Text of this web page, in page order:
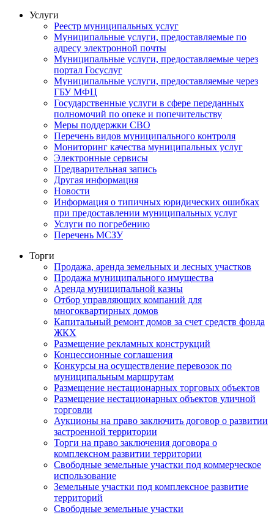
Услуги
Реестр муниципальных услуг
Муниципальные услуги, предоставляемые по
адресу электронной почты
Муниципальные услуги, предоставляемые через
портал Госуслуг
Муниципальные услуги, предоставляемые через
ГБУ МФЦ
Государственные услуги в сфере переданных
полномочий по опеке и попечительству
Меры поддержки СВО
Перечень видов муниципального контроля
Мониторинг качества муниципальных услуг
Электронные сервисы
Предварительная запись
Другая информация
Новости
Информация о типичных юридических ошибках
при предоставлении муниципальных услуг
Услуги по погребению
Перечень МСЗУ
Торги
Продажа, аренда земельных и лесных участков
Продажа муниципального имущества
Аренда муниципальной казны
Отбор управляющих компаний для
многоквартирных домов
Капитальный ремонт домов за счет средств фонда
ЖКХ
Размещение рекламных конструкций
Концессионные соглашения
Конкурсы на осуществление перевозок по
муниципальным маршрутам
Размещение нестационарных торговых объектов
Размещение нестационарных объектов уличной
торговли
Аукционы на право заключить договор о развитии
застроенной территории
Торги на право заключения договора о
комплексном развитии территории
Свободные земельные участки под коммерческое
использование
Земельные участки под комплексное развитие
территорий
Свободные земельные участки